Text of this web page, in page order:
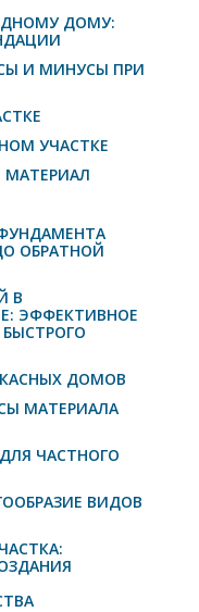
ДОМУ:
И МИНУСЫ ПРИ
УЧАСТКЕ
МАТЕРИАЛ
ОБРАТНОЙ
В
ЭФФЕКТИВНОЕ
ДОМОВ
МАТЕРИАЛА
ЧАСТНОГО
ВИДОВ